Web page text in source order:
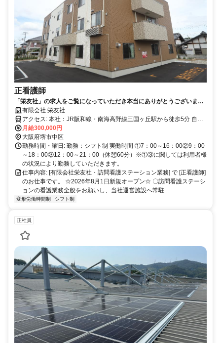
正看護師
「栄友社」の求人をご覧になっていただき本当にありがとうございます
☆ ☆2026年8月1日から新規オープン施設の求人になります。 当社運営
施設（堺市中区と南区）で施設運営をしており訪問看護ステーションと
して医療面のサポートをお願いします。基本的には施設に常駐し勤務い
ただきます。
有限会社 栄友社
アクセス: 本社：JR阪和線・南海高野線三国ヶ丘駅から徒歩5分 自社
月給300,000円
大阪府堺市中区
勤務時間・曜日: 勤務：シフト制 実働時間 ①7：00～16：00②9：00
～18：00③12：00～21：00（休憩60分）※①③に関しては利用者様
の状況により勤務していただきます。
仕事内容: [有限会社栄友社・訪問看護ステーション業務] で [正看護師]
のお仕事です。 ☆2026年8月1日新規オープン☆ 〇訪問看護ステーシ
ョンの看護業務全般をお願いし、当社運営施設へ常駐...
変形労働時間制 シフト制
正社員